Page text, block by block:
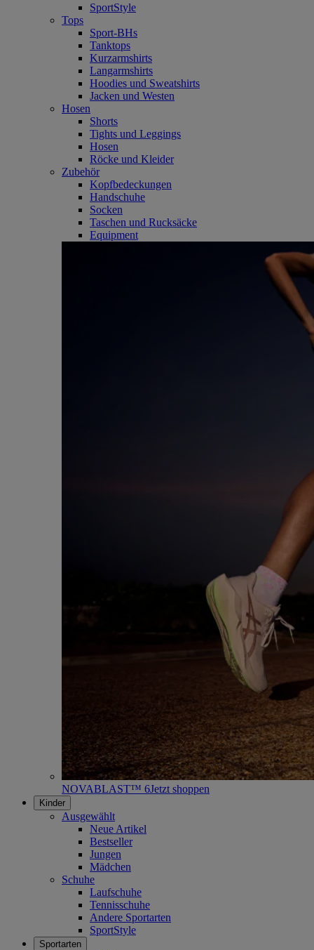
SportStyle
Tops
Sport-BHs
Tanktops
Kurzarmshirts
Langarmshirts
Hoodies und Sweatshirts
Jacken und Westen
Hosen
Shorts
Tights und Leggings
Hosen
Röcke und Kleider
Zubehör
Kopfbedeckungen
Handschuhe
Socken
Taschen und Rucksäcke
Equipment
NOVABLAST™ 6Jetzt shoppen
Kinder
Ausgewählt
Neue Artikel
Bestseller
Jungen
Mädchen
Schuhe
Laufschuhe
Tennisschuhe
Andere Sportarten
SportStyle
Sportarten